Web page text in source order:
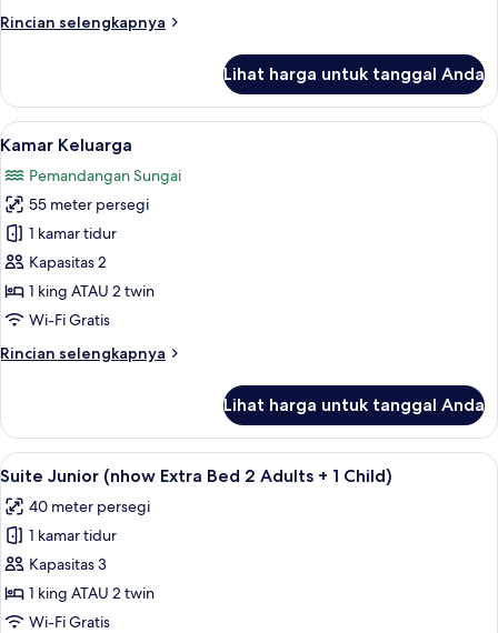
(nhow
Rincian selengkapnya
Rincian
Kamar
Keluarga,
kamar
(nhow
3AD+1CH)
Lihat harga untuk tanggal Anda
Lihat
semua
foto
untuk
Kamar
Keluarga
Seprai premium, minibar, brankas,
12
Kamar Keluarga
Pemandangan Sungai
55 meter persegi
1 kamar tidur
Kapasitas 2
1 king ATAU 2 twin
Wi-Fi Gratis
Rincian selengkapnya
Rincian
Kamar
Keluarga
Lihat harga untuk tanggal Anda
Lihat
semua
foto
untuk
Suite
Junior
(nhow
Seprai premium, minibar, brankas,
8
Suite Junior (nhow Extra Bed 2 Adults + 1 Child)
40 meter persegi
1 kamar tidur
Kapasitas 3
1 king ATAU 2 twin
Wi-Fi Gratis